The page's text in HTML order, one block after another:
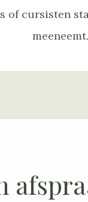
of cursisten
meeneemt.